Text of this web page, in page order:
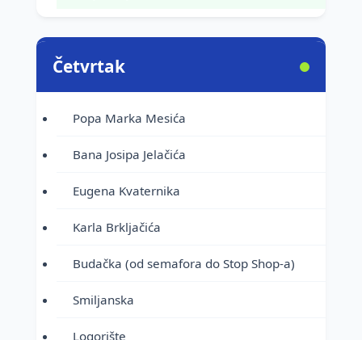
Četvrtak
Popa Marka Mesića
Bana Josipa Jelačića
Eugena Kvaternika
Karla Brkljačića
Budačka (od semafora do Stop Shop-a)
Smiljanska
Logorište